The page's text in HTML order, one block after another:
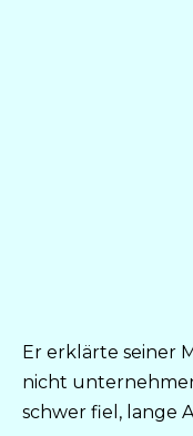
Er erklärte seiner
nicht
schwer fiel, lange